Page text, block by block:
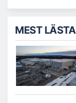
MEST LÄSTA